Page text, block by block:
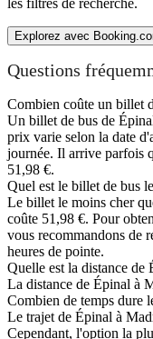
Explorez avec
Questions
Combien coûte un billet
Un billet de bus de
prix varie selon la date
journée. Il arrive parfois
51,98 €.
Quel est le billet de bus
Le billet le moins cher
coûte 51,98 €. Pour
vous recommandons de
heures de pointe.
Quelle est la distance de
La distance de Épinal à
Combien de temps dure
Le trajet de Épinal à
Cependant, l'option la